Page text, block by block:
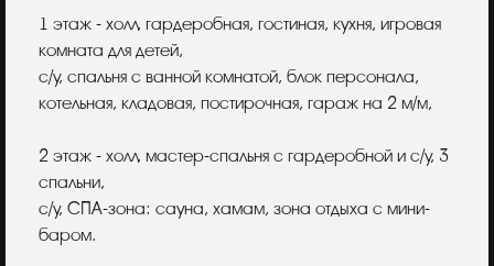
1 этаж - холл, гардеробная, гостиная, кухня, игровая
комната для детей,
с/у, спальня с ванной комнатой, блок персонала,
котельная, кладовая, постирочная, гараж на 2 м/м,
2 этаж - холл, мастер-спальня с гардеробной и с/у, 3
спальни,
с/у, СПА-зона: сауна, хамам, зона отдыха с мини-
баром.